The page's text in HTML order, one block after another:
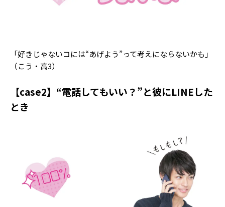
「好きじゃないコには“あげよう”って考えにならないかも」
（こう・高3）
【case2】“電話してもいい？”と彼にLINEした
とき